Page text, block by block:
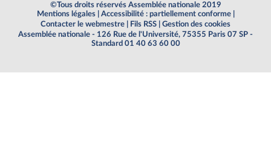
©Tous droits réservés Assemblée nationale 2019
Mentions légales
Accessibilité : partiellement conforme
Contacter le webmestre
Fils RSS
Gestion des cookies
Assemblée nationale - 126 Rue de l'Université, 75355 Paris 07 SP -
Standard 01 40 63 60 00